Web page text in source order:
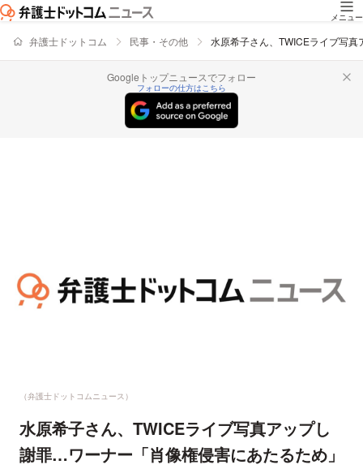
メニュー
弁護士ドットコム 民事・その他 水原希子さん、TWICEライブ写
Googleトップニュースでフォロー
フォローの仕方はこちら
（弁護士ドットコムニュース）
水原希子さん、TWICEライブ写真アップし
謝罪…ワーナー「肖像権侵害にあたるため」